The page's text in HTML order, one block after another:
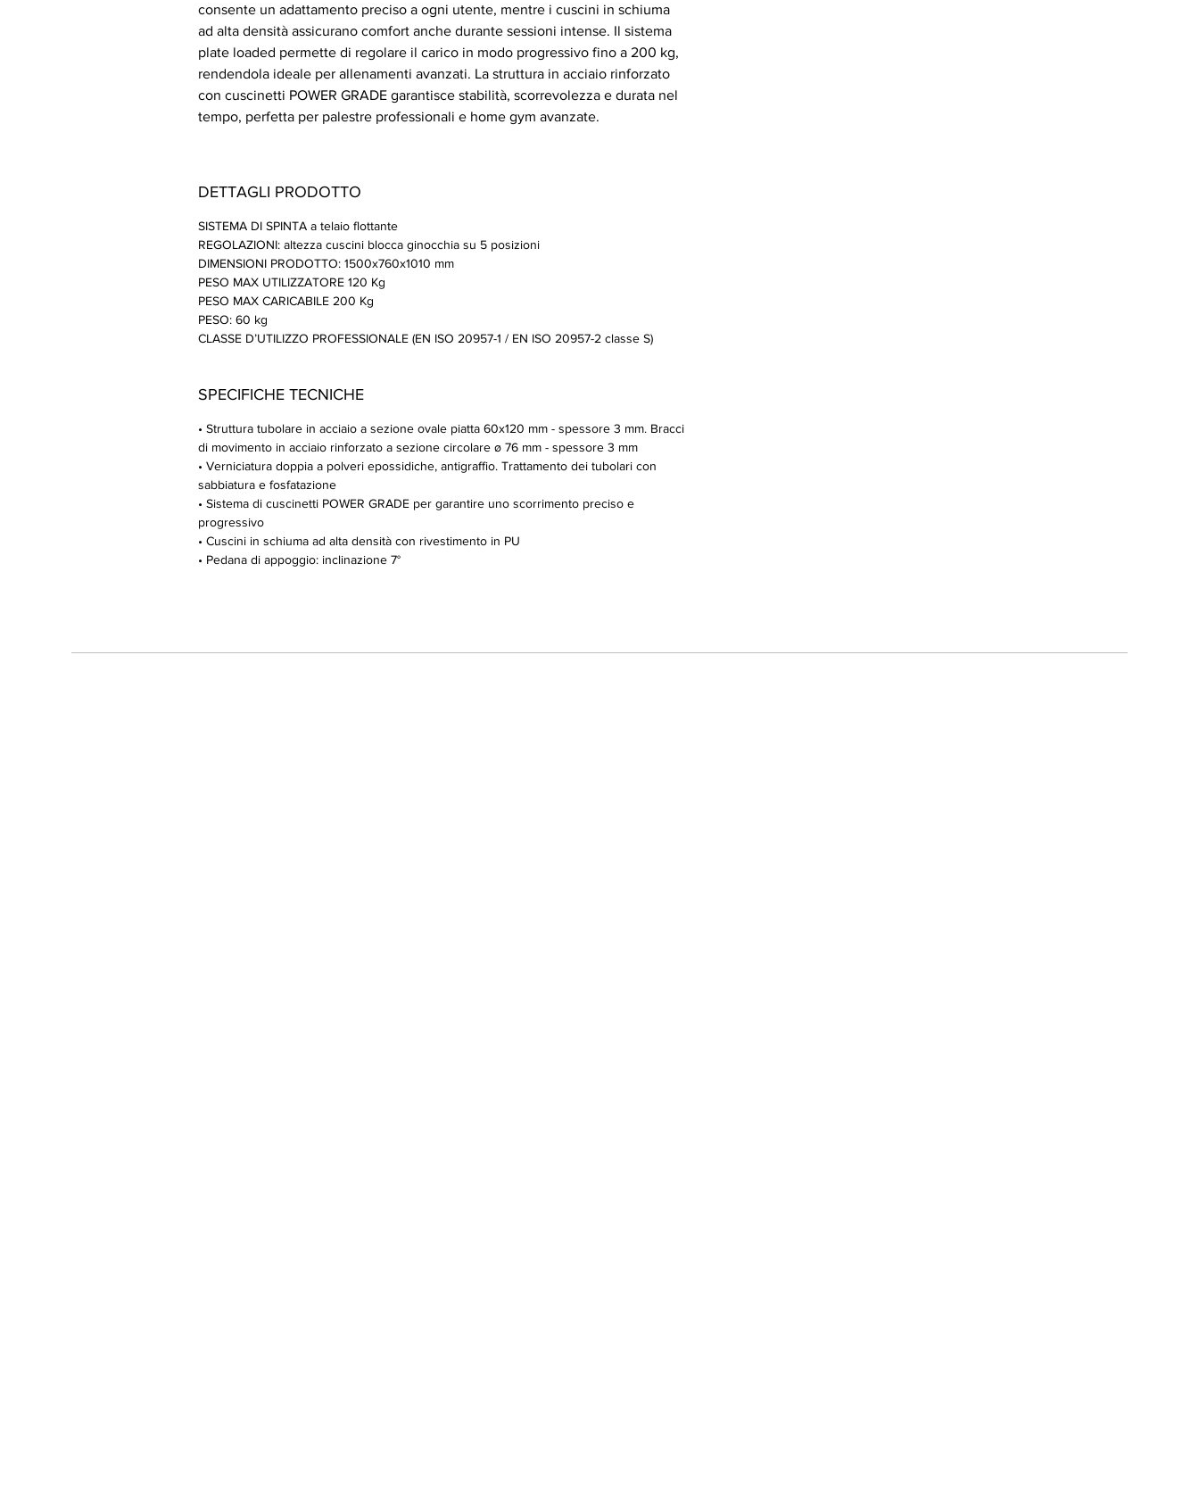
consente un adattamento preciso a ogni utente, mentre i cuscini in schiuma
ad alta densità assicurano comfort anche durante sessioni intense. Il sistema
plate loaded permette di regolare il carico in modo progressivo fino a 200 kg,
rendendola ideale per allenamenti avanzati. La struttura in acciaio rinforzato
con cuscinetti POWER GRADE garantisce stabilità, scorrevolezza e durata nel
tempo, perfetta per palestre professionali e home gym avanzate.
DETTAGLI PRODOTTO
SISTEMA DI SPINTA a telaio flottante
REGOLAZIONI: altezza cuscini blocca ginocchia su 5 posizioni
DIMENSIONI PRODOTTO: 1500x760x1010 mm
PESO MAX UTILIZZATORE 120 Kg
PESO MAX CARICABILE 200 Kg
PESO: 60 kg
CLASSE D’UTILIZZO PROFESSIONALE (EN ISO 20957-1 / EN ISO 20957-2 classe S)
SPECIFICHE TECNICHE
• Struttura tubolare in acciaio a sezione ovale piatta 60x120 mm - spessore 3 mm. Bracci
di movimento in acciaio rinforzato a sezione circolare ø 76 mm - spessore 3 mm
• Verniciatura doppia a polveri epossidiche, antigraffio. Trattamento dei tubolari con
sabbiatura e fosfatazione
• Sistema di cuscinetti POWER GRADE per garantire uno scorrimento preciso e
progressivo
• Cuscini in schiuma ad alta densità con rivestimento in PU
• Pedana di appoggio: inclinazione 7°